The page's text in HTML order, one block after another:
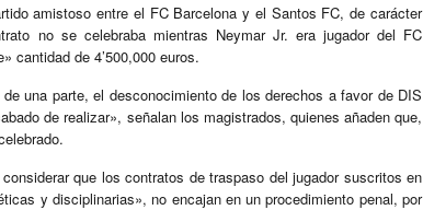
amistoso entre el FC Barcelona y el Santos FC, de carácter
no se celebraba mientras Neymar Jr. era jugador del FC
cantidad de 4’500,000 euros.
una parte, el desconocimiento de los derechos a favor de DIS
de realizar», señalan los magistrados, quienes añaden que,
que los contratos de traspaso del jugador suscritos en
y disciplinarias», no encajan en un procedimiento penal, por